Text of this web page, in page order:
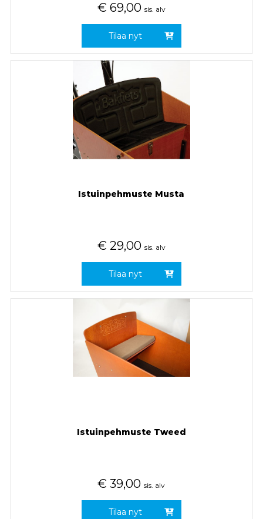
€ 69,00 sis. alv
Tilaa nyt
Istuinpehmuste Musta
€ 29,00 sis. alv
Tilaa nyt
Istuinpehmuste Tweed
€ 39,00 sis. alv
Tilaa nyt